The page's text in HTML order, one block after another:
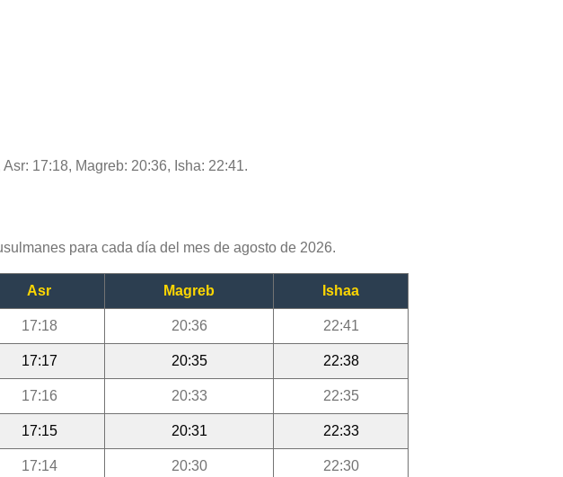
17:18, Magreb: 20:36, Isha: 22:41.
para cada día del mes de agosto de 2026.
Asr Magreb Ishaa
17:18 20:36 22:41
17:17 20:35 22:38
17:16 20:33 22:35
17:15 20:31 22:33
17:14 20:30 22:30